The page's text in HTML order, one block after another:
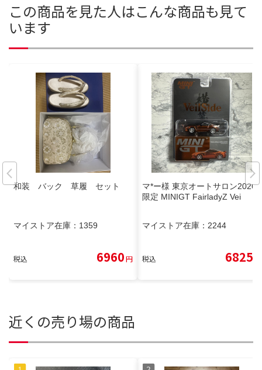
この商品を見た人はこんな商品も見て
います
和装 バック 草履 セット
マイストア在庫： 1359
税込 6960円
マ*ー様 東京オートサロン2026
限定 MINIGT FairladyZ Vei
マイストア在庫： 2244
税込 6825
近くの売り場の商品